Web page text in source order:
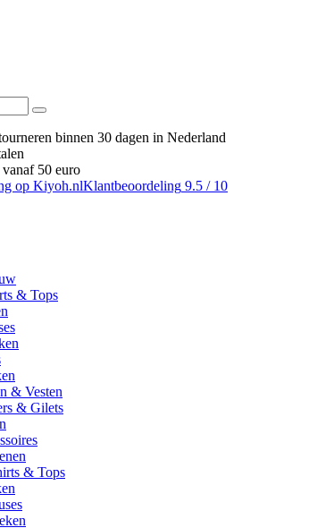
binnen 30 dagen in Nederland
vanaf 50 euro
Klantbeoordeling 9.5 / 10
& Tops
& Vesten
& Gilets
& Tops